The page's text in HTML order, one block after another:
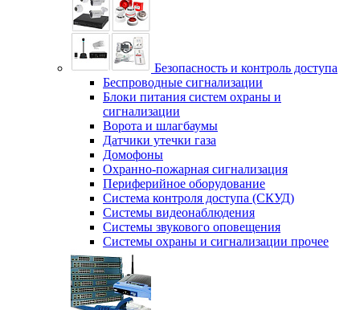
Безопасность и контроль доступа
Беспроводные сигнализации
Блоки питания систем охраны и
сигнализации
Ворота и шлагбаумы
Датчики утечки газа
Домофоны
Охранно-пожарная сигнализация
Периферийное оборудование
Система контроля доступа (СКУД)
Системы видеонаблюдения
Системы звукового оповещения
Системы охраны и сигнализации прочее